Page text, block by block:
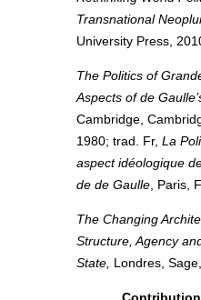
Transnational
University Press,
The Politics of
Aspects of de
Cambridge,
1980; trad. Fr, La
aspect idéologique
de de Gaulle , Paris,
The Changing
Structure, Agency
State, Londres,